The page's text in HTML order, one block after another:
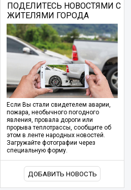
ПОДЕЛИТЕСЬ НОВОСТЯМИ С
ЖИТЕЛЯМИ ГОРОДА
Если Вы стали свидетелем аварии,
пожара, необычного погодного
явления, провала дороги или
прорыва теплотрассы, сообщите об
этом в ленте народных новостей.
Загружайте фотографии через
специальную форму.
ДОБАВИТЬ НОВОСТЬ